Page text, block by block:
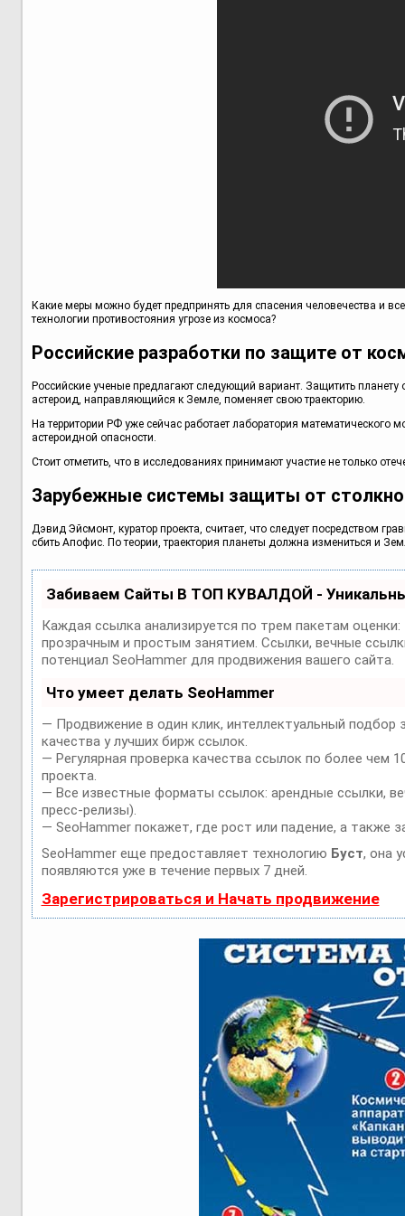
Какие меры можно будет предпринять для спасения человечества и
технологии противостояния угрозе из космоса?
Российские разработки по защите от
Российские ученые предлагают следующий вариант. Защитить
астероид, направляющийся к Земле, поменяет свою траекторию.
На территории РФ уже сейчас работает лаборатория
астероидной опасности.
Стоит отметить, что в исследованиях принимают участие не только
Зарубежные системы защиты от
Дэвид Эйсмонт, куратор проекта, считает, что следует посредством
сбить Апофис. По теории, траектория планеты должна измениться и
Забиваем Сайты В ТОП КУВАЛДОЙ -
Каждая ссылка анализируется по трем пакетам оценки:
прозрачным и простым занятием. Ссылки, вечные
потенциал SeoHammer для продвижения вашего сайта.
Что умеет делать SeoHammer
— Продвижение в один клик, интеллектуальный
качества у лучших бирж ссылок.
— Регулярная проверка качества ссылок по более чем
проекта.
— Все известные форматы ссылок: арендные ссылки,
пресс-релизы).
— SeoHammer покажет, где рост или падение, а также
SeoHammer еще предоставляет технологию Буст, она
появляются уже в течение первых 7 дней.
Зарегистрироваться и Начать продвижение